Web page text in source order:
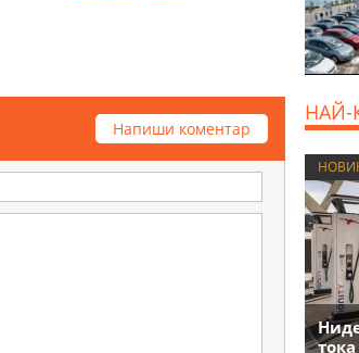
Напиши коментар
НАЙ-